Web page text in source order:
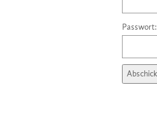
Passwort: